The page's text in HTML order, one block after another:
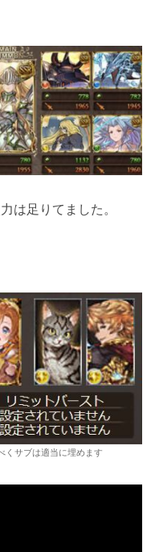
は足りてました。
くサブは適当に埋めます